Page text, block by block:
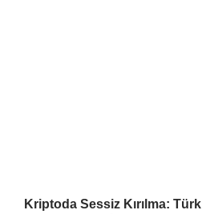
Kriptoda Sessiz Kırılma: Türk